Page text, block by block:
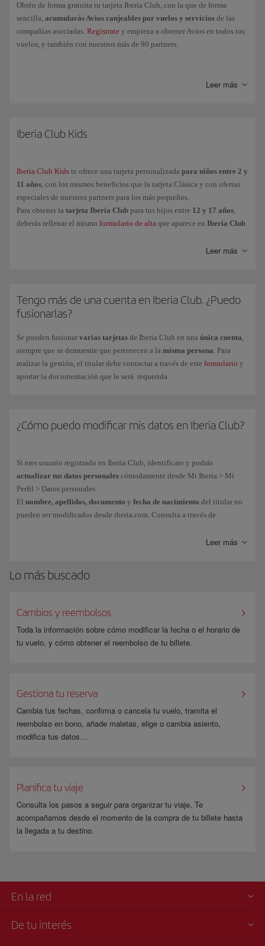
Si cambia tu nivel Iberia Club, deberás volver a descargarte tu
nueva tarjeta accediendo a tu perfil desde nuestra app.
Obtén de forma gratuita tu tarjeta Iberia Club, con la que de forma
sencilla, acumularás Avios canjeables por vuelos y servicios de las
compañías asociadas. Regístrate y empieza a obtener Avios en todos tus
vuelos, y también con nuestros más de 90 partners.
acceder a los niveles
Clásica
Platino
Infinita
ofrece una tarjeta personalizada con las mismas ventajas que el nivel
Clásica y con ofertas especiales de nuestros partners.
deberás rellenar el mismo formulario de alta que aparece en
Iberia Club
Kids
(necesario al ser menores de edad).
Leer más
Iberia Club Kids
Iberia Club Kids te ofrece una tarjeta personalizada para niños entre 2 y
11 años, con los mismos beneficios que la tarjeta Clásica y con ofertas
especiales de nuestros partners para los más pequeños.
Para obtener la tarjeta Iberia Club para tus hijos entre 12 y 17 años,
deberás rellenar el mismo formulario de alta que aparece en Iberia Club
Leer más
Tengo más de una cuenta en Iberia Club. ¿Puedo
fusionarlas?
Se pueden fusionar varias tarjetas de Iberia Club en una única cuenta,
siempre que se demuestre que pertenecen a la misma persona. Para
realizar la gestión, el titular debe contactar a través de este formulario y
aportar la documentación que le será requerida.
¿Cómo puedo modificar mis datos en Iberia Club?
Si eres usuario registrado en Iberia Club, identifícate y podrás
actualizar tus datos personales cómodamente desde Mi Iberia > Mi
Perfil > Datos personales.
El nombre, apellidos, documento y fecha de nacimiento del titular no
pueden ser modificados desde iberia.com. Consulta a través de
Leer más
Lo más buscado
Cambios y reembolsos
Toda la información sobre cómo modificar la fecha o el horario de
tu vuelo, y cómo obtener el reembolso de tu billete.
Gestiona tu reserva
Cambia tus fechas, confirma o cancela tu vuelo, tramita el
reembolso en bono, añade maletas, elige o cambia asiento,
modifica tus datos…
Planifica tu viaje
Consulta los pasos a seguir para organizar tu viaje. Te
acompañamos desde el momento de la compra de tu billete hasta
la llegada a tu destino.
En la red
De tu interés